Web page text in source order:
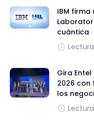
IBM firma
cuántica
Gira
2026
los